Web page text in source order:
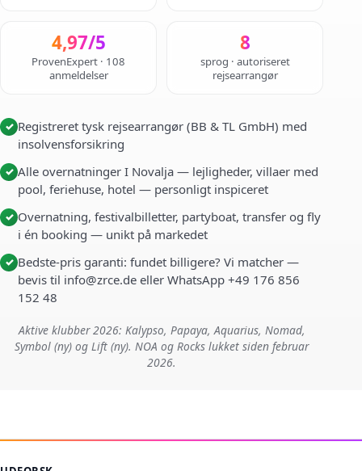
4,97/5
ProvenExpert · 108
anmeldelser
8
sprog · autoriseret
rejsearrangør
✓ Registreret tysk rejsearrangør (BB & TL GmbH) med
insolvensforsikring
✓ Alle overnatninger I Novalja — lejligheder, villaer med
pool, feriehuse, hotel — personligt inspiceret
✓ Overnatning, festivalbilletter, partyboat, transfer og fly
i én booking — unikt på markedet
✓ Bedste-pris garanti: fundet billigere? Vi matcher —
bevis til info@zrce.de eller WhatsApp +49 176 856
152 48
Aktive klubber 2026: Kalypso, Papaya, Aquarius, Nomad,
Symbol (ny) og Lift (ny). NOA og Rocks lukket siden februar
2026.